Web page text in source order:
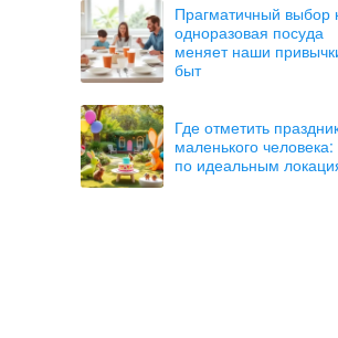
Прагматичный выбор
одноразовая посуда
меняет наши
быт
Где отметить
маленького человека:
по идеальным